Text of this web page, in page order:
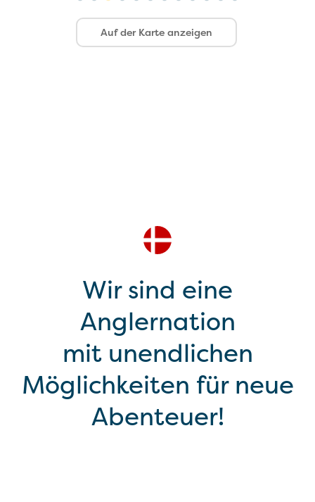
Auf der Karte anzeigen
Wir sind eine
Anglernation
mit unendlichen
Möglichkeiten für neue
Abenteuer!